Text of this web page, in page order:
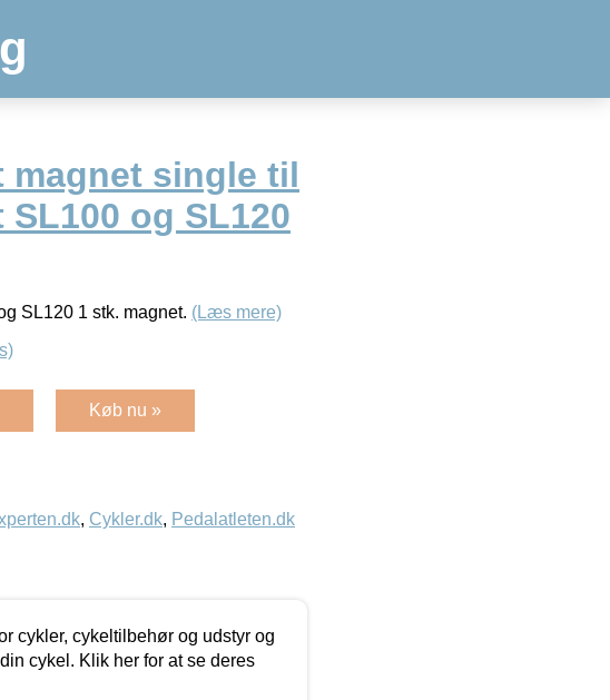
magnet single til
SL100 og SL120
SL120 1 stk. magnet. (Læs mere)
Køb nu »
, Cykler.dk, Pedalatleten.dk
cykler, cykeltilbehør og udstyr og
cykel. Klik her for at se deres